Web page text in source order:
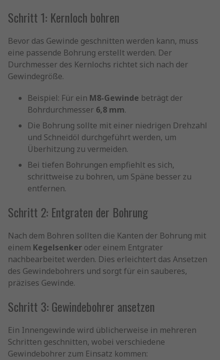
Schritt 1: Kernloch bohren
Bevor das Gewinde geschnitten werden kann, muss
eine passende Bohrung erstellt werden. Der
Durchmesser des Kernlochs richtet sich nach der
Gewindegröße.
Beispiel: Für ein M8-Gewinde beträgt der
Bohrdurchmesser 6,8 mm.
Die Bohrung sollte mit einer niedrigen Drehzahl
und Schneidöl durchgeführt werden, um
Überhitzung zu vermeiden.
Bei tiefen Bohrungen empfiehlt es sich,
schrittweise zu bohren, um Späne besser zu
entfernen.
Schritt 2: Entgraten der Bohrung
Nach dem Bohren sollten die Kanten der Bohrung mit
einem Kegelsenker oder einem Entgrater
nachbearbeitet werden. Dies erleichtert das Ansetzen
des Gewindebohrers und sorgt für ein sauberes,
präzises Gewinde.
Schritt 3: Gewindebohrer ansetzen
Ein Innengewinde wird üblicherweise in mehreren
Schritten geschnitten, wobei verschiedene
Gewindebohrer zum Einsatz kommen: